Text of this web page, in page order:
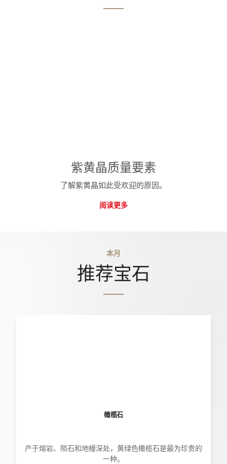
紫黄晶质量要素
了解紫黄晶如此受欢迎的原因。
阅读更多
本月
推荐宝石
橄榄石
产于熔岩、陨石和地幔深处，黄绿色橄榄石是最为珍贵的
一种。